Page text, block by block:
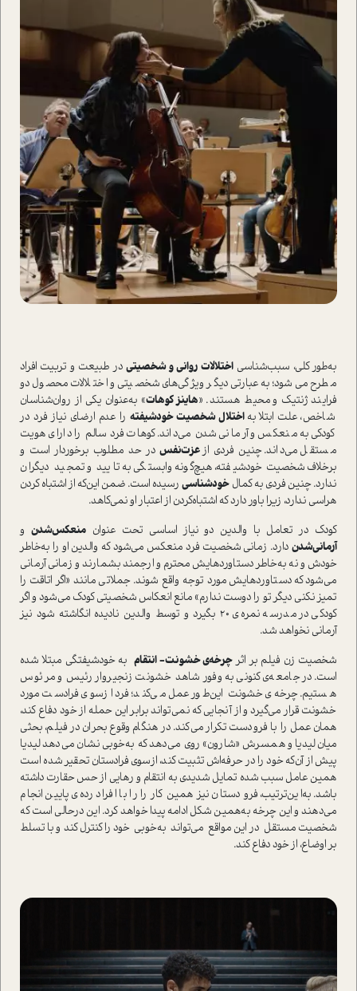
به‌طور کلی، سبب‌شناسیاختلالات روانی و شخصیتیدر طبیعت و تربیت افراد
مطرح می‌شود؛ به‌عبارتی دیگر ویژگی‌های شخصیتی و اختلالات محصول دو
فرایند ژنتیک و محیط هستند‌. «هاینز کوهات» به‌عنوان یکی از روان‌شناسان
شاخص، علت ابتلا به اختلال شخصیت خودشیفته را عدم ارضای نیاز فرد در
کودکی به منعکس و آرمانی شدن می‌داند. کوهات فرد سالم را دارای هویت
مستقل می‌داند. چنین فردی ازعزت‌نفسدر حد مطلوب برخوردار ا‌ست و
برخلاف شخصیت خودشیفته، هیچ‌گونه وابستگی به تایید و تمجید دیگران
ندارد. چنین فردی به کمال خودشناسی رسیده ا‌ست. ضمن این‌که از اشتباه کردن
هراسی ندارد، زیرا باور دارد که اشتباه‌کردن از اعتبار او نمی‌کاهد.
کودک در تعامل با والدین دو نیاز اساسی تحت عنوانمنعکس‌شدن و
آرمانی‌شدن دارد. زمانی شخصیت فرد منعکس می‌شود که والدین او را به‌خاطر
خودش و نه به‌خاطر دستاورد‌هایش محترم و ارجمند بشمارند و زمانی آرمانی
می‌شود که دستاورد‌هایش مورد توجه واقع شوند. جملاتی مانند «اگر اتاقت را
تمیز نکنی دیگر تو را دوست ندارم» مانع انعکاس شخصیتی کودک می‌شود و اگر
کودکی در مدرسه نمره‌ی 20 بگیرد و توسط والدین نادیده انگاشته شود نیز
آرمانی نخواهد شد.
شخصیت زن فیلم بر اثرچرخه‌ی خشونت- انتقامبه خودشیفتگی مبتلا شده
ا‌ست. در جامعه‌ی کنونی به وفور شاهد خشونت زنجیر‌وار رئیس و مرئوس
هستیم. چرخه‌‌ی خشونت این‌طور عمل می‌کند؛ فرد از‌سوی فرادست مورد
خشونت قرار می‌گیرد و از آنجایی که نمی‌تواند برابر این حمله از خود دفاع کند،
همان عمل را با فرو‌دست تکرار می‌کند. در هنگام وقوع بحران در فیلم، بحثی
میان لیدیا و همسرش «شارون» روی می‌دهد که به‌خوبی نشان می‌دهد لیدیا
پیش از آن‌که خود را در حرفه‌اش تثبیت کند، از‌سوی فرادستان تحقیر شده ا‌ست
همین عامل سبب شده تمایل شدیدی به انتقام و رهایی از حس حقارت داشته
باشد. به‌این‌ترتیب، فرو دستان نیز همین کار را را با افراد رده‌ی پایین انجام
می‌دهند و این چرخه به‌همین شکل ادامه پیدا خواهد کرد. این در‌حالی ا‌ست که
شخصیت مستقل در این مواقع می‌تواند به‌خوبی خود را کنترل کند و با تسلط
بر اوضاع، از خود دفاع کند.